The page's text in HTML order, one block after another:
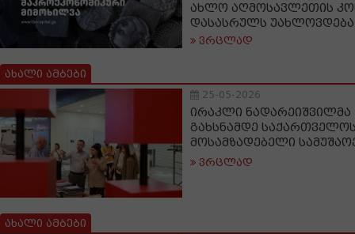
ახლო აღმოსავლეთის
დასასრულს
ვრცლად
ახალი ამბები
25-05-2026
ირაკლი ნადარეიშვილმა
გახსნამდე
მოსამზადებელი
ვრცლად
ახალი ამბები